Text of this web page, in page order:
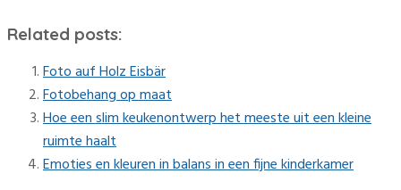
Related posts:
Foto auf Holz Eisbär
Fotobehang op maat
Hoe een slim keukenontwerp het meeste uit een kleine
ruimte haalt
Emoties en kleuren in balans in een fijne kinderkamer